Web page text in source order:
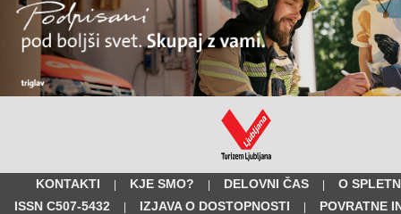
KONTAKTI | KJE SMO? | DELOVNI ČAS |
O
ISSN C507-5432
| IZJAVA O DOSTOPNOSTI | POVRATNE